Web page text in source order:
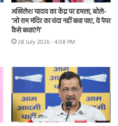
अखिलेश यादव का केंद्र पर हमला, बोले-
‘जो राम मंदिर का चंदा नहीं बचा पाए, वे पेपर
कैसे बचाएंगे’
28 July 2026 - 4:08 PM